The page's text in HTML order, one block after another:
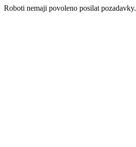
Roboti nemaji povoleno posilat pozadavky.